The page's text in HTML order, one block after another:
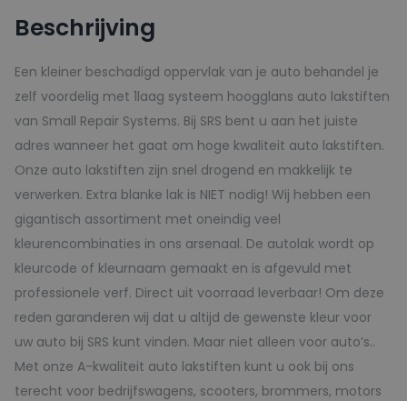
Beschrijving
Een kleiner beschadigd oppervlak van je auto behandel je
zelf voordelig met 1laag systeem hoogglans auto lakstiften
van Small Repair Systems. Bij SRS bent u aan het juiste
adres wanneer het gaat om hoge kwaliteit auto lakstiften.
Onze auto lakstiften zijn snel drogend en makkelijk te
verwerken. Extra blanke lak is NIET nodig! Wij hebben een
gigantisch assortiment met oneindig veel
kleurencombinaties in ons arsenaal. De autolak wordt op
kleurcode of kleurnaam gemaakt en is afgevuld met
professionele verf. Direct uit voorraad leverbaar! Om deze
reden garanderen wij dat u altijd de gewenste kleur voor
uw auto bij SRS kunt vinden. Maar niet alleen voor auto’s..
Met onze A-kwaliteit auto lakstiften kunt u ook bij ons
terecht voor bedrijfswagens, scooters, brommers, motors